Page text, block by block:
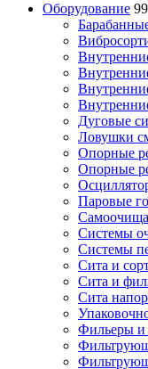
Оборудование 99
Дуговые
Ловушки
Опорные
Опорные
Паровые
Системы
Системы
Сита и
Сита и
Сита
Фильеры и